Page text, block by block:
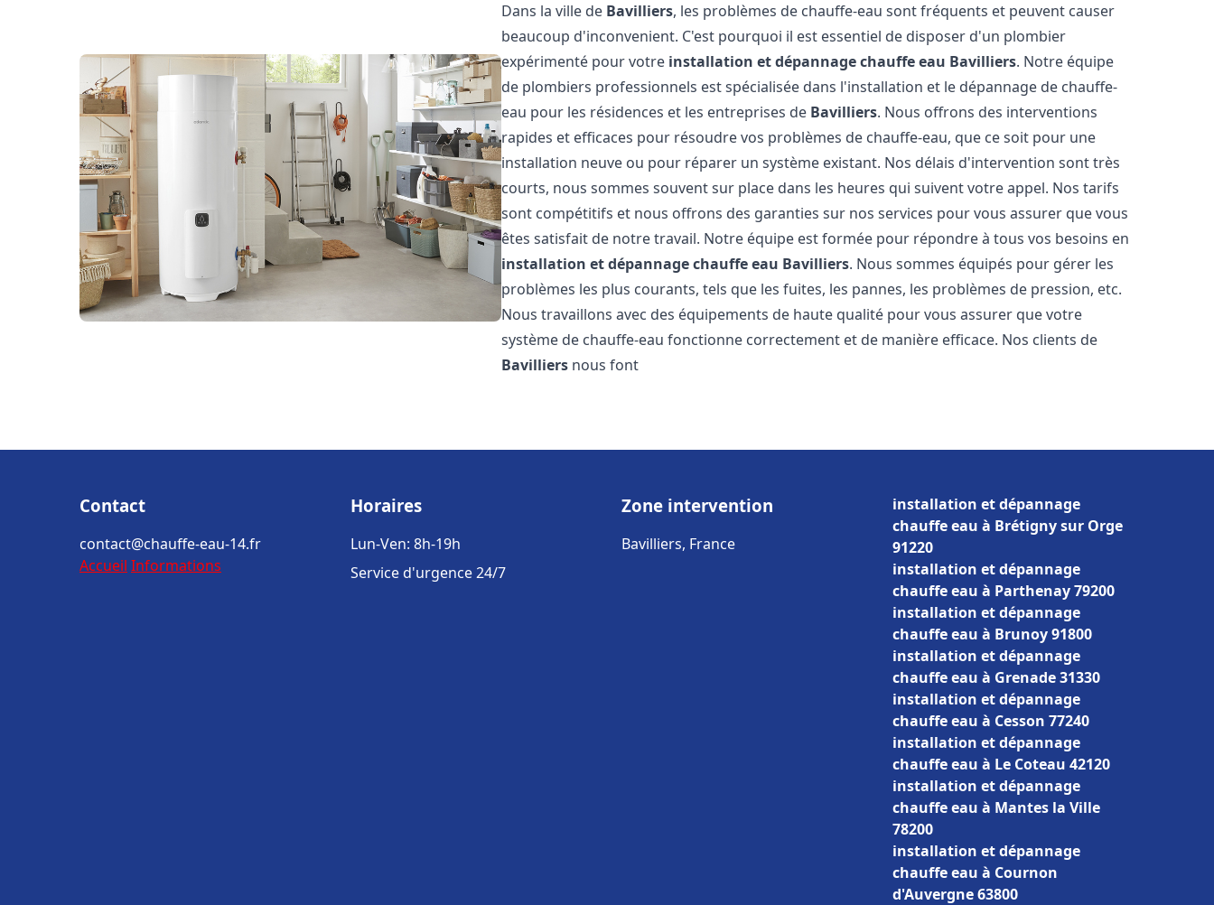
Dans la ville de Bavilliers, les problèmes de chauffe-eau sont fréquents et peuvent causer
beaucoup d'inconvenient. C'est pourquoi il est essentiel de disposer d'un plombier
expérimenté pour votre installation et dépannage chauffe eau Bavilliers. Notre équipe
de plombiers professionnels est spécialisée dans l'installation et le dépannage de chauffe-
eau pour les résidences et les entreprises de Bavilliers. Nous offrons des interventions
rapides et efficaces pour résoudre vos problèmes de chauffe-eau, que ce soit pour une
installation neuve ou pour réparer un système existant. Nos délais d'intervention sont très
courts, nous sommes souvent sur place dans les heures qui suivent votre appel. Nos tarifs
sont compétitifs et nous offrons des garanties sur nos services pour vous assurer que vous
êtes satisfait de notre travail. Notre équipe est formée pour répondre à tous vos besoins en
installation et dépannage chauffe eau Bavilliers. Nous sommes équipés pour gérer les
problèmes les plus courants, tels que les fuites, les pannes, les problèmes de pression, etc.
Nous travaillons avec des équipements de haute qualité pour vous assurer que votre
système de chauffe-eau fonctionne correctement et de manière efficace. Nos clients de
Bavilliers nous font
Contact
contact@chauffe-eau-14.fr
Accueil Informations
Horaires
Lun-Ven: 8h-19h
Service d'urgence 24/7
Zone intervention
Bavilliers, France
installation et dépannage
chauffe eau à Brétigny sur Orge
91220
installation et dépannage
chauffe eau à Parthenay 79200
installation et dépannage
chauffe eau à Brunoy 91800
installation et dépannage
chauffe eau à Grenade 31330
installation et dépannage
chauffe eau à Cesson 77240
installation et dépannage
chauffe eau à Le Coteau 42120
installation et dépannage
chauffe eau à Mantes la Ville
78200
installation et dépannage
chauffe eau à Cournon
d'Auvergne 63800